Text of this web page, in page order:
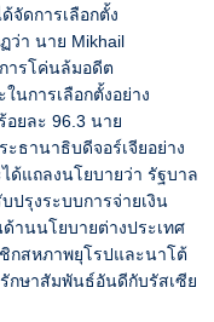
จัดการเลือกตั้ง
ว่า นาย Mikhail
ารโค่นล้มอดีต
นการเลือกตั้งอย่าง
ยละ 96.3 นาย
ธานาธิบดีจอร์เจียอย่าง
ด้แถลงนโยบายว่า รัฐบาล
ปรุงระบบการจ่ายเงิน
านนโยบายต่างประเทศ
กสหภาพยุโรปและนาโต้
กษาสัมพันธ์อันดีกับรัสเซีย